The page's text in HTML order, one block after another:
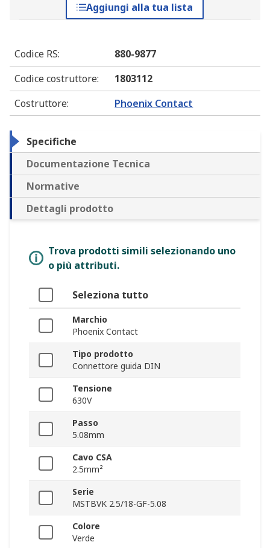
Aggiungi alla tua lista
Codice RS:
880-9877
Codice costruttore:
1803112
Costruttore: Phoenix Contact
Specifiche
Documentazione Tecnica
Normative
Dettagli prodotto
Trova prodotti simili selezionando uno
o più attributi.
Seleziona tutto
Marchio
Phoenix Contact
Tipo prodotto
Connettore guida DIN
Tensione
630V
Passo
5.08mm
Cavo CSA
2.5mm²
Serie
MSTBVK 2.5/18-GF-5.08
Colore
Verde